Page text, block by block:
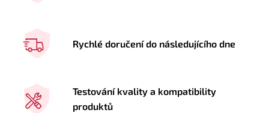
Rychlé doručení do následujícího dne
Testování kvality a kompatibility
produktů